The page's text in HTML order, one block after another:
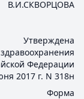
В.И.СКВОРЦОВА
Утверждена
Федерации
2017 г. N 318н
Форма